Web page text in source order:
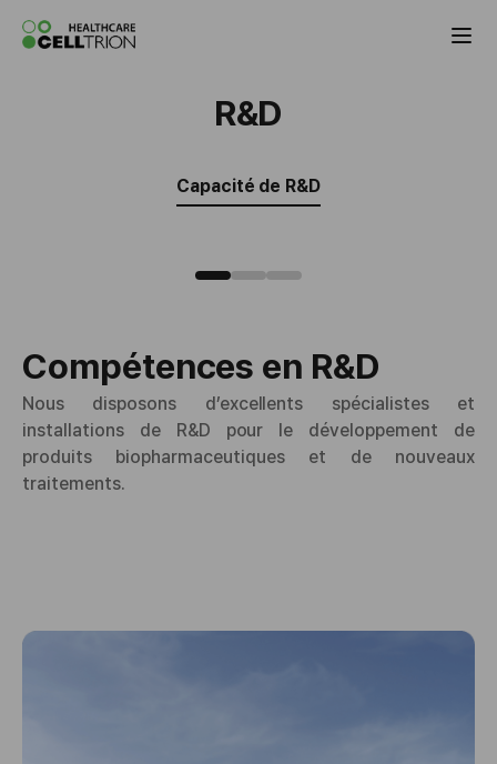
Celltrion the Global Pharmaceutical
R&D
Capacité de R&D
Compétences en R&D
Nous disposons d’excellents spécialistes et
installations de R&D pour le développement de
produits biopharmaceutiques et de nouveaux
traitements.